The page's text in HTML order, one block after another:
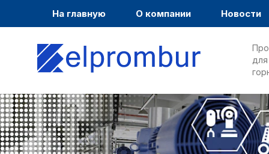
На главную О компании Новости